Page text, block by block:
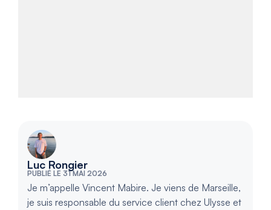
Luc Rongier
PUBLIÉ LE 31 MAI 2026
Je m’appelle Vincent Mabire. Je viens de Marseille,
je suis responsable du service client chez Ulysse et